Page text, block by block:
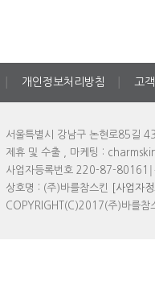
개인정보처리방침 고
서울특별시 강남구 논현로85길
제휴 및 수출 , 마케팅 :
사업자등록번호 220-87-80161
상호명 : (주)바를참스킨
[사업자
COPYRIGHT(C)2017(주)바를참